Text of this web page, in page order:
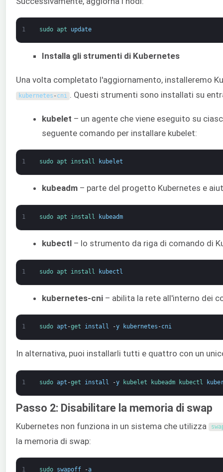
1 sudo apt update
Installa gli strumenti di Kubernetes
Una volta completato l'aggiornamento, installeremo
kubernetes - cni . Questi strumenti sono installati su
kubelet – un agente che viene eseguito su
seguente comando per installare kubelet:
1 sudo apt install kubelet
kubeadm – parte del progetto Kubernetes e
1 sudo apt install kubeadm
kubectl – lo strumento da riga di comando di
1 sudo apt install kubectl
kubernetes-cni – abilita la rete all'interno dei
1 sudo apt -get install -y kubernetes -cni
In alternativa, puoi installarli tutti e quattro con un
1 sudo apt -get install -y kubelet kubeadm kubectl
Passo 2: Disabilitare la memoria di swap
Kubernetes non funziona in un sistema che utilizza
la memoria di swap:
1 sudo swapoff -a